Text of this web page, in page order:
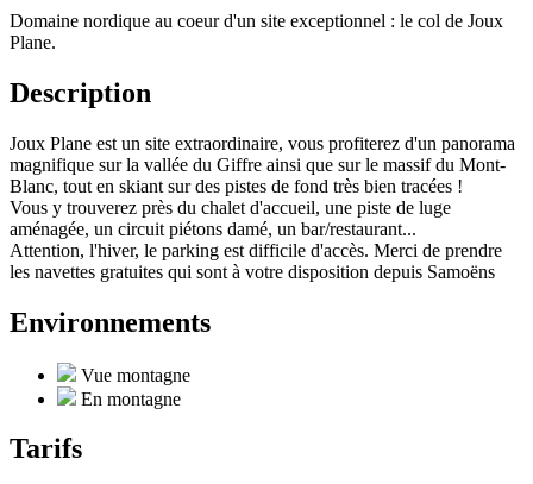
Domaine nordique au coeur d'un site exceptionnel : le col de Joux
Plane.
Description
Joux Plane est un site extraordinaire, vous profiterez d'un panorama
magnifique sur la vallée du Giffre ainsi que sur le massif du Mont-
Blanc, tout en skiant sur des pistes de fond très bien tracées !
Vous y trouverez près du chalet d'accueil, une piste de luge
aménagée, un circuit piétons damé, un bar/restaurant...
Attention, l'hiver, le parking est difficile d'accès. Merci de prendre
les navettes gratuites qui sont à votre disposition depuis Samoëns
Environnements
Vue montagne
En montagne
Tarifs